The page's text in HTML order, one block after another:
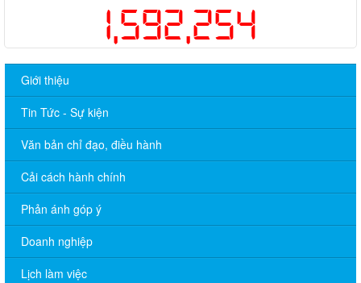
1,592,254
Giới thiệu
Tin Tức - Sự kiện
Văn bản chỉ đạo, điều hành
Cải cách hành chính
Phản ánh góp ý
Doanh nghiệp
Lịch làm việc